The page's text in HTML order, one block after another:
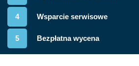
4 Wsparcie serwisowe
5 Bezpłatna wycena